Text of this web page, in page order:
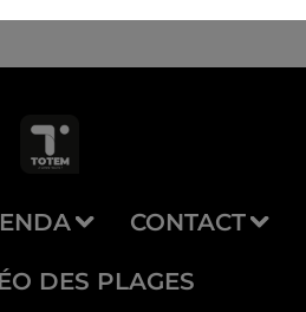
CONTACT
DES PLAGES